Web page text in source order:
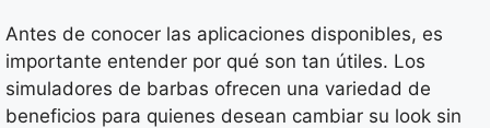
Antes de conocer las aplicaciones disponibles, es
importante entender por qué son tan útiles. Los
simuladores de barbas ofrecen una variedad de
beneficios para quienes desean cambiar su look sin